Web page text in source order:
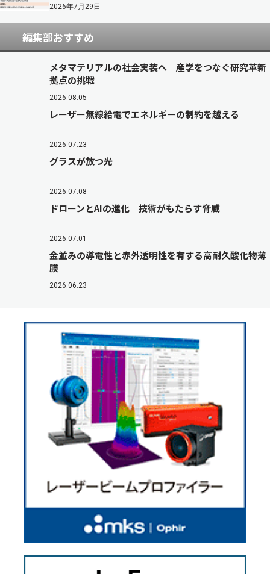
2026年7月29日
編集部おすすめ
メタマテリアルの社会実装へ 産学をつなぐ研究革新
拠点の挑戦
2026.08.05
レーザー無線給電でエネルギーの制約を越える
2026.07.23
グラスが放つ光
2026.07.08
ドローンとAIの進化 技術がもたらす脅威
2026.07.01
金並みの導電性と赤外透明性を有する高耐久酸化物薄
膜
2026.06.23